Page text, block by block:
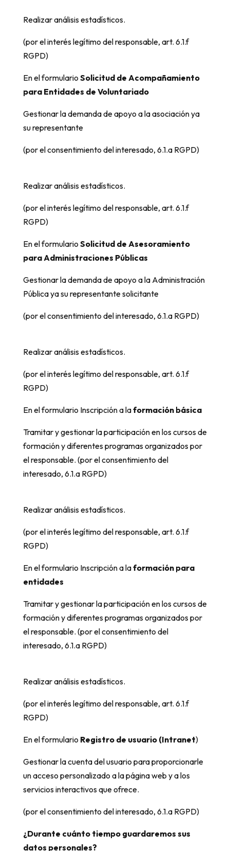
Realizar análisis estadísticos.
(por el interés legítimo del responsable, art. 6.1.f
RGPD)
En el formulario Solicitud de Acompañamiento
para Entidades de Voluntariado
Gestionar la demanda de apoyo a la asociación ya
su representante
(por el consentimiento del interesado, 6.1.a RGPD)
Realizar análisis estadísticos.
(por el interés legítimo del responsable, art. 6.1.f
RGPD)
En el formulario Solicitud de Asesoramiento
para Administraciones Públicas
Gestionar la demanda de apoyo a la Administración
Pública ya su representante solicitante
(por el consentimiento del interesado, 6.1.a RGPD)
Realizar análisis estadísticos.
(por el interés legítimo del responsable, art. 6.1.f
RGPD)
En el formulario Inscripción a laformación básica
Tramitar y gestionar la participación en los cursos de
formación y diferentes programas organizados por
el responsable. (por el consentimiento del
interesado, 6.1.a RGPD)
Realizar análisis estadísticos.
(por el interés legítimo del responsable, art. 6.1.f
RGPD)
En el formulario Inscripción a laformación para
entidades
Tramitar y gestionar la participación en los cursos de
formación y diferentes programas organizados por
el responsable. (por el consentimiento del
interesado, 6.1.a RGPD)
Realizar análisis estadísticos.
(por el interés legítimo del responsable, art. 6.1.f
RGPD)
En el formulario Registro de usuario (Intranet)
Gestionar la cuenta del usuario para proporcionarle
un acceso personalizado a la página web y a los
servicios interactivos que ofrece.
(por el consentimiento del interesado, 6.1.a RGPD)
¿Durante cuánto tiempo guardaremos sus
datos personales?